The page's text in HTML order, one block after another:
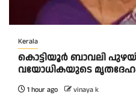
Kerala
കൊട്ടിയൂർ ബാവലി
വയോധികയുടെ
1 hour ago vinaya k